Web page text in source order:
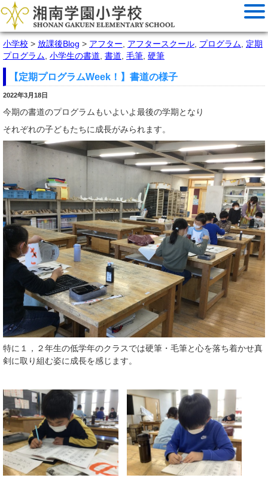
小学校 > 放課後Blog > アフター アフタースクール プログラム
定期
プログラム 小学生の書道 書道 毛筆 硬筆
【定期プログラムWeek！】書道の様子
2022年3月18日
今期の書道のプログラムもいよいよ最後の学期となり
それぞれの子どもたちに成長がみられます。
特に１，２年生の低学年のクラスでは硬筆・毛筆と心を落ち着かせ真
剣に取り組む姿に成長を感じます。